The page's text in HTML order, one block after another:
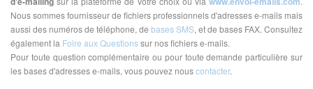
Nous sommes fournisseur de fichiers professionnels d'adresses e-mails mais
aussi des numéros de téléphone, de bases SMS, et de bases FAX. Consultez
également la Foire aux Questionssur nos fichiers e-mails.
Pour toute question complémentaire ou pour toute demande particulière sur
les bases d'adresses e-mails, vous pouvez nouscontacter.